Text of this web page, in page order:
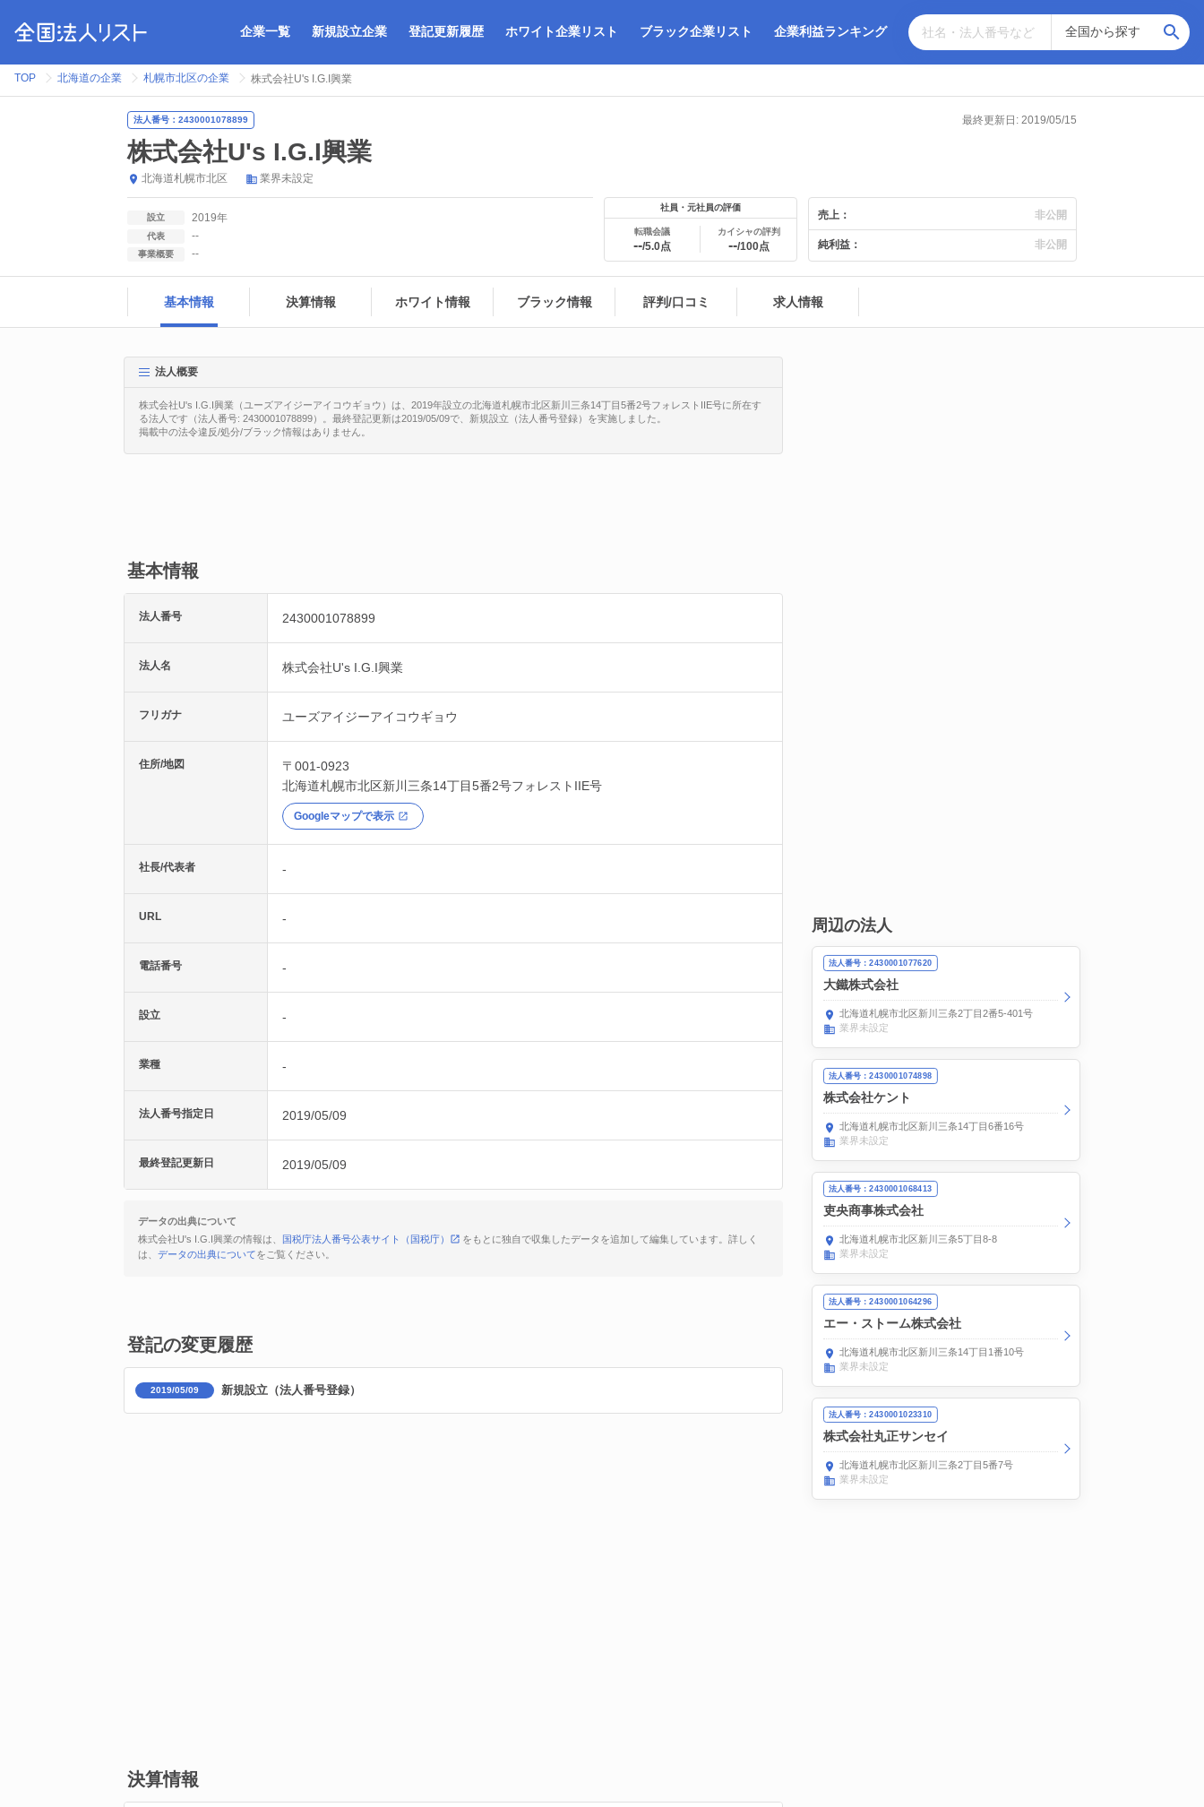
企業一覧 新規設立企業 登記更新履歴 ホワイト企業リスト ブラック企業リスト 企業利益ランキング
TOP 北海道の企業 札幌市北区の企業 株式会社U's I.G.I興業
法人番号：2430001078899 最終更新日: 2019/05/15
株式会社U's I.G.I興業
北海道札幌市北区 業界未設定
設立 2019年
代表 --
事業概要 --
社員・元社員の評価
転職会議
--/5.0点
カイシャの評判
--/100点
売上： 非公開
純利益： 非公開
基本情報 決算情報 ホワイト情報 ブラック情報 評判/口コミ 求人情報
法人概要
株式会社U's I.G.I興業（ユーズアイジーアイコウギョウ）は、2019年設立の北海道札幌市北区新川三条14丁目5番2号フォレストIIE号に所在す
る法人です（法人番号: 2430001078899）。最終登記更新は2019/05/09で、新規設立（法人番号登録）を実施しました。
掲載中の法令違反/処分/ブラック情報はありません。
基本情報
法人番号 2430001078899
法人名 株式会社U's I.G.I興業
フリガナ ユーズアイジーアイコウギョウ
住所/地図
〒001-0923
北海道札幌市北区新川三条14丁目5番2号フォレストIIE号
Googleマップで表示
社長/代表者 -
URL -
電話番号 -
設立 -
業種 -
法人番号指定日 2019/05/09
最終登記更新日 2019/05/09
データの出典について
株式会社U's I.G.I興業の情報は、
国税庁法人番号公表サイト（国税庁）
をもとに独自で収集したデータを追加して編集しています。詳しく
は、 データの出典についてをご覧ください。
登記の変更履歴
2019/05/09 新規設立（法人番号登録）
決算情報
周辺の法人
法人番号：2430001077620
大鐵株式会社
北海道札幌市北区新川三条2丁目2番5-401号
業界未設定
法人番号：2430001074898
株式会社ケント
北海道札幌市北区新川三条14丁目6番16号
業界未設定
法人番号：2430001068413
吏央商事株式会社
北海道札幌市北区新川三条5丁目8-8
業界未設定
法人番号：2430001064296
エー・ストーム株式会社
北海道札幌市北区新川三条14丁目1番10号
業界未設定
法人番号：2430001023310
株式会社丸正サンセイ
北海道札幌市北区新川三条2丁目5番7号
業界未設定